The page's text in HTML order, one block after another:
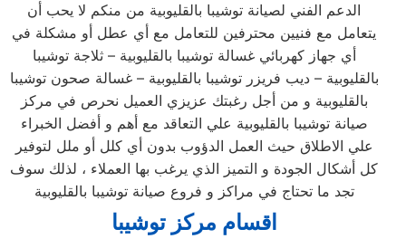
الدعم الفني لصيانة توشيبا بالقليوبية من منكم لا يحب أن
يتعامل مع فنيين محترفين للتعامل مع أي عطل أو مشكلة في
أي جهاز كهربائي غسالة توشيبا بالقليوبية – ثلاجة توشيبا
بالقليوبية – ديب فريزر توشيبا بالقليوبية – غسالة صحون توشيبا
بالقليوبية و من أجل رغبتك عزيزي العميل نحرص في مركز
صيانة توشيبا بالقليوبية علي التعاقد مع أهم و أفضل الخبراء
علي الاطلاق حيث العمل الدؤوب بدون أي كلل أو ملل لتوفير
كل أشكال الجودة و التميز الذي يرغب بها العملاء ، لذلك سوف
تجد ما تحتاج في مراكز و فروع صيانة توشيبا بالقليوبية
اقسام مركز توشيبا